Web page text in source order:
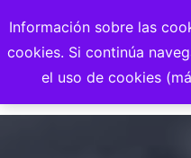
Información sobre las
cookies. Si continúa
el uso de cookies